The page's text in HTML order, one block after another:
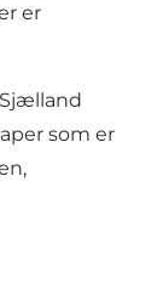
er
som er
,